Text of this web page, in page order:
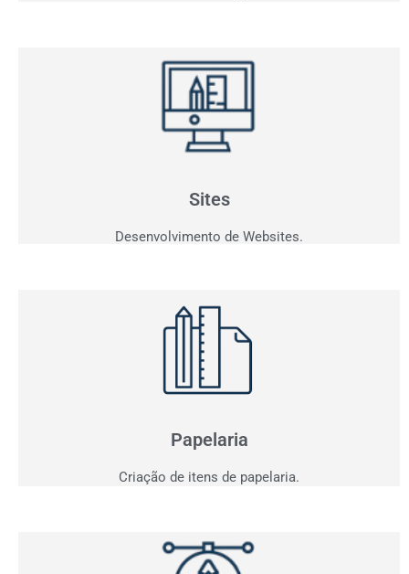
Sites
Desenvolvimento de Websites.
Quer vender pela internet? Desenvolvemos sites
Papelaria
Criação de itens de papelaria.
Não basta ser bom. Precisa mostrar que é!